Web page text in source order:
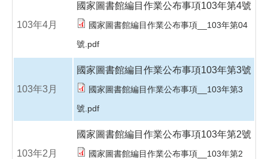
103年4月
國家圖書館編目作業公布事項103年第4號
國家圖書館編目作業公布事項__103年第04
號.pdf
103年3月
國家圖書館編目作業公布事項103年第3號
國家圖書館編目作業公布事項__103年第3
號.pdf
103年2月
國家圖書館編目作業公布事項103年第2號
國家圖書館編目作業公布事項__103年第2